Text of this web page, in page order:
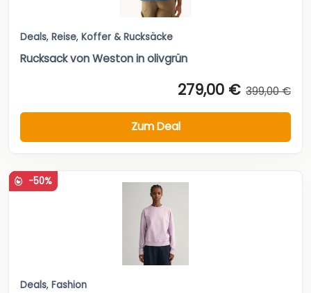
Deals, Reise, Koffer & Rucksäcke
Rucksack von Weston in olivgrün
279,00 € 399,00 €
Zum Deal
-50%
Deals, Fashion